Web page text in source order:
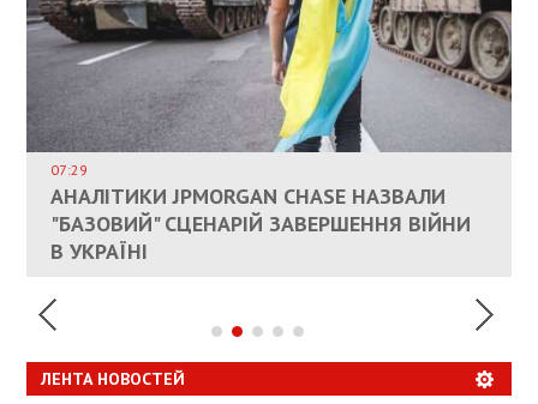
КАНДИДАТ В ПРЕМЬЕРЫ ПОЛЬШИ ПРИЗВАЛ
ЕС ПРЕКРАТИТЬ ВОЕННУЮ ПОМОЩЬ
УКРАИНЕ
07:29
АНАЛІТИКИ JPMORGAN CHASE НАЗВАЛИ
"БАЗОВИЙ" СЦЕНАРІЙ ЗАВЕРШЕННЯ ВІЙНИ
В УКРАЇНІ
ВЛАСНИКАМ ЗРУЙНОВАНОГО ЖИТЛА
ДОЗВОЛИЛИ НЕ ПЛАТИТИ ЗА КОМУНАЛКУ
ИНТЕГРАЦИЯ УКРАИНЫ В НАТО ВРЯД ЛИ
СОСТОИТСЯ В БЛИЖАЙШЕЕ ВРЕМЯ, –
РЮТТЕ
ПАЛИВНИЙ РИНОК РОЗІГРІЛИ ШТУЧНО:
АНАЛІТИКИ ЗВИНУВАТИЛИ АЗС У
СПЕКУЛЯЦІЇ
ЛЕНТА НОВОСТЕЙ